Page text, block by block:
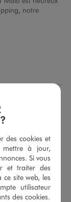
notre
ou un
de caisse,
de faire
Les tarifs
des cookies et
mettre à jour,
Si vous
et traiter des
ce site web, les
utilisateur
des cookies.